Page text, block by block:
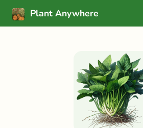
Plant Anywhere